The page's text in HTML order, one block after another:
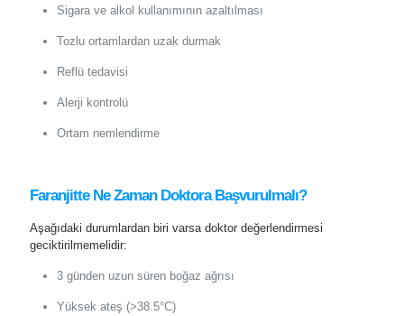
Sigara ve alkol kullanımının azaltılması
Tozlu ortamlardan uzak durmak
Reflü tedavisi
Alerji kontrolü
Ortam nemlendirme
Faranjitte Ne Zaman Doktora Başvurulmalı?
Aşağıdaki durumlardan biri varsa doktor değerlendirmesi
geciktirilmemelidir:
3 günden uzun süren boğaz ağrısı
Yüksek ateş (>38.5°C)